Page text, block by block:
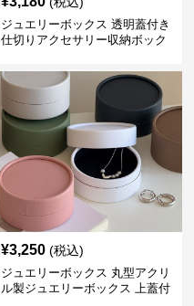
ジュエリーボックス 透明蓋付き
仕切りアクセサリー収納ボック
¥3,250 (税込)
ジュエリーボックス 丸型アクリ
ル製ジュエリーボックス 上蓋付